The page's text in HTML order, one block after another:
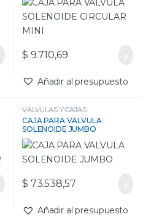
$ 9.710,69
Añadir al presupuesto
VALVULAS Y CAJAS
CAJA PARA VALVULA
SOLENOIDE JUMBO
$ 73.538,57
Añadir al presupuesto